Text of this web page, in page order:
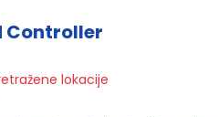
Controller
lokacije